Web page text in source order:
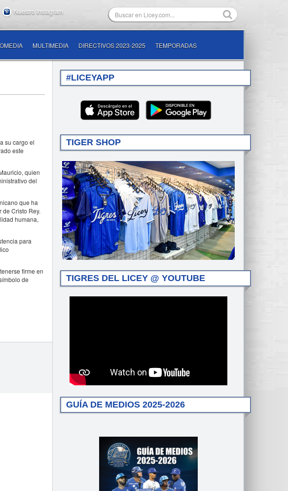
Nuestro Instagram
MULTIMEDIA DIRECTIVOS 2023-2025 TEMPORADAS
su cargo el
este
quien
del
que ha
Cristo Rey.
humana,
para
firme en
de
#LICEYAPP
TIGER SHOP
TIGRES DEL LICEY @ YOUTUBE
GUÍA DE MEDIOS 2025-2026